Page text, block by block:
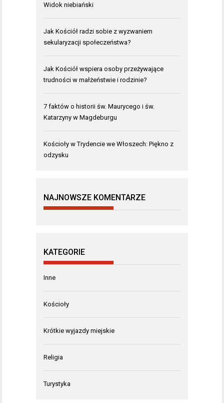
Widok niebiański
Jak Kościół radzi sobie z wyzwaniem
sekularyzacji społeczeństwa?
Jak Kościół wspiera osoby przeżywające
trudności w małżeństwie i rodzinie?
7 faktów o historii św. Maurycego i św.
Katarzyny w Magdeburgu
Kościoły w Trydencie we Włoszech: Piękno z
odzysku
NAJNOWSZE KOMENTARZE
KATEGORIE
Inne
Kościoły
Krótkie wyjazdy miejskie
Religia
Turystyka